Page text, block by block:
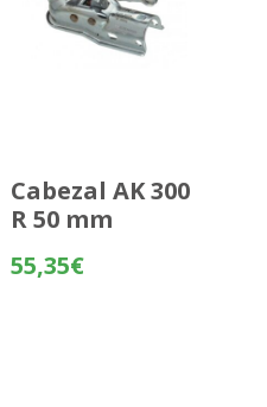
Cabezal AK 300
R 50 mm
55,35€